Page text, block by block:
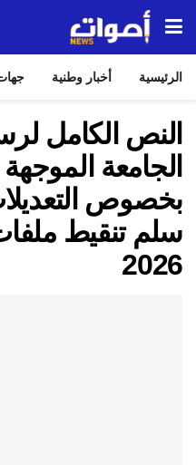
الرئيسية أخبار وطنية
النص الكامل
الجامعة
بخصوص
سلم تنقيط
2026